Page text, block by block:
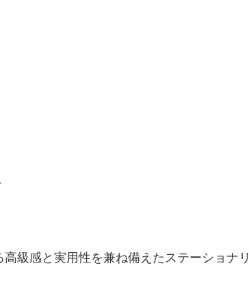
級感と実用性を兼ね備えたステーショナリ